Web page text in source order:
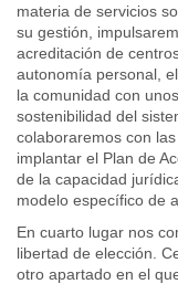
materia de servicios
su gestión,
acreditación de
autonomía personal,
la comunidad con
sostenibilidad del
colaboraremos con
implantar el Plan de
de la capacidad
modelo específico de
En cuarto lugar nos
libertad de elección.
otro apartado en el